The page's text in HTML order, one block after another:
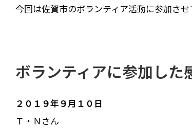
今回は佐賀市のボランティア活動に参加させ
ボランティアに参加した
２０１９年９月１０日
Ｔ・Ｎさん